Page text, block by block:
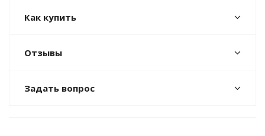
Как купить
Отзывы
Задать вопрос